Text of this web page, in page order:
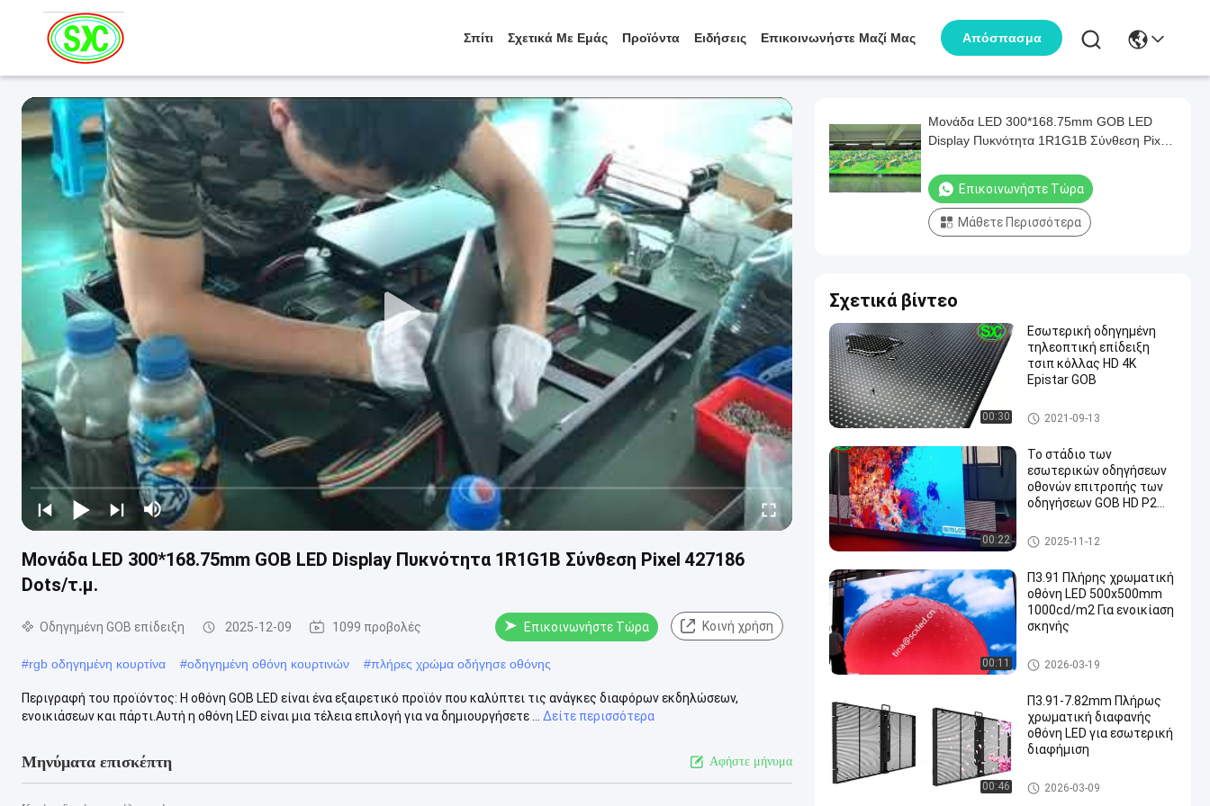
Σπίτι Σχετικά Με Εμάς Προϊόντα Ειδήσεις Επικοινωνήστε Μαζί Μας Απόσπασμα
Μονάδα LED 300*168.75mm GOB LED Display Πυκνότητα 1R1G1B Σύνθεση Pixel 427186
Dots/τ.μ.
Οδηγημένη GOB επίδειξη 2025-12-09 1099 προβολές Επικοινωνήστε Τώρα Κοινή χρήση
#rgb οδηγημένη κουρτίνα #οδηγημένη οθόνη κουρτινών #πλήρες χρώμα οδήγησε οθόνης
Περιγραφή του προϊόντος: Η οθόνη GOB LED είναι ένα εξαιρετικό προϊόν που καλύπτει τις ανάγκες διαφόρων εκδηλώσεων,
ενοικιάσεων και πάρτι.Αυτή η οθόνη LED είναι μια τέλεια επιλογή για να δημιουργήσετε ...
Δείτε περισσότερα
Μηνύματα επισκέπτη Αφήστε μήνυμα
Μονάδα LED 300*168.75mm GOB LED
Display Πυκνότητα 1R1G1B Σύνθεση Pixel
Επικοινωνήστε Τώρα
Μάθετε Περισσότερα
Σχετικά βίντεο
00:30
Εσωτερική οδηγημένη
τηλεοπτική επίδειξη
τσιπ κόλλας HD 4K
Epistar GOB
Οδηγημένη GOB επίδειξη
2021-09-13
00:22
Το στάδιο των
εσωτερικών οδηγήσεων
οθονών επιτροπής των
οδηγήσεων GOB HD P2
τοίχο επίδειξης για τα
ζωντανά γεγονότα για το
σχεδιασμό
Στάδιο οδήγησε οθόνες
2025-11-12
00:11
Π3.91 Πλήρης χρωματική
οθόνη LED 500x500mm
1000cd/m2 Για ενοικίαση
σκηνής
Ενοικιάζεται οθόνη LED
2026-03-19
00:46
Π3.91-7.82mm Πλήρως
χρωματική διαφανής
οθόνη LED για εσωτερική
διαφήμιση
διαφανή οθόνη led
2026-03-09